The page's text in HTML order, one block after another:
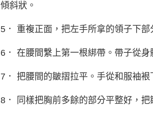
傾斜狀。
5． 重複正面，把左手所拿的領子下
6． 在腰間繫上第一根綁帶。帶子從
7． 把腰間的皺摺拉平。手從和服袖
8． 同樣把胸前多餘的部分平整好，